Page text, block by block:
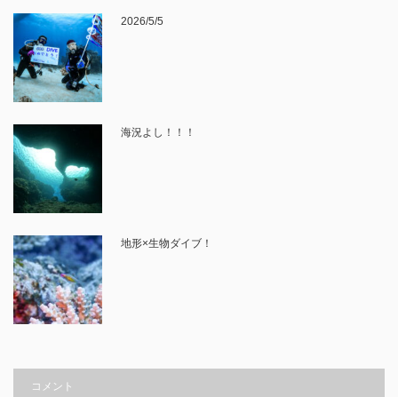
2026/5/5
海況よし！！！
地形×生物ダイブ！
コメント